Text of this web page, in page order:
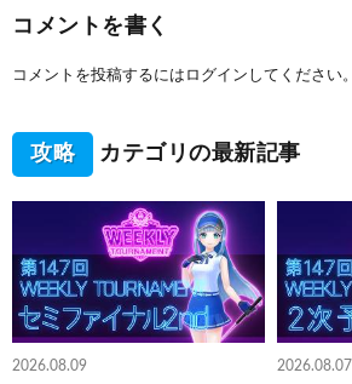
コメントを書く
コメントを投稿するには ログイン してください。
攻略 カテゴリの最新記事
2026.08.09 2026.08.07